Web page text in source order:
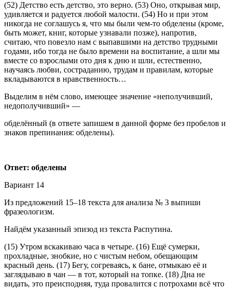
(52) Детство есть детство, это верно. (53) Оно, открывая мир,
удивляется и радуется любой малости. (54) Но и при этом
никогда не соглашусь я, что мы были чем-то обделены (кроме,
быть может, книг, которые узнавали позже), напротив,
считаю, что повезло нам с выпавшими на детство трудными
годами, ибо тогда не было времени на воспитание, а шли мы
вместе со взрослыми ото дня к дню и шли, естественно,
научаясь любви, состраданию, трудам и правилам, которые
вкладываются в нравственность…
Выделим в нём слово, имеющее значение «неполучивший,
недополучивший» —
обделённый (в ответе запишем в данной форме без пробелов и
знаков препинания: обделены).
Ответ: обделены
Вариант 14
Из предложений 15–18 текста для анализа № 3 выпиши
фразеологизм.
Найдём указанный эпизод из текста Распутина.
(15) Утром вскакиваю часа в четыре. (16) Ещё сумерки,
прохладные, знобкие, но с чистым небом, обещающим
красный день. (17) Бегу, согреваясь, к бане, отмыкаю её и
заглядываю в чан — в тот, который на топке. (18) Дна не
видать, это преисподняя, туда провалится с потрохами всё что